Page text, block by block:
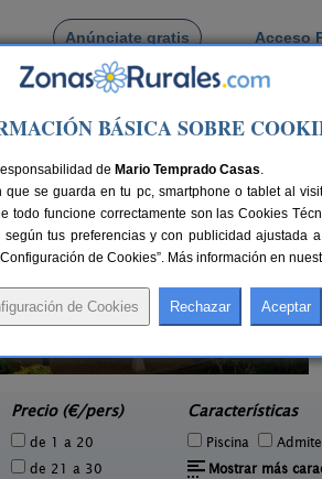
Anúnciate gratis Acceso
pueblo
El Pajar de Pumarega
Precio (€/pers)
de 1 a 20
de 21 a 30
Características
Piscina
Mostrar más
BÁSICA SOBRE
de Mario Temprado Casas.
se guarda en tu pc, smartphone o tablet al
funcione correctamente son las Cookies
tus preferencias y con publicidad ajustada
de Cookies”. Más información en